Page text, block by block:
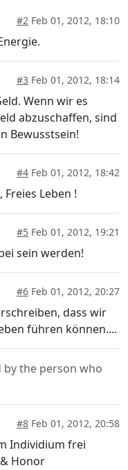
#2 Feb 01, 2012, 18:10
#3 Feb 01, 2012, 18:14
Wenn wir es
abzuschaffen, sind
Bewusstsein!
#4 Feb 01, 2012, 18:42
Freies Leben !
#5 Feb 01, 2012, 19:21
sein werden!
#6 Feb 01, 2012, 20:27
dass wir
führen können....
by the person who
#8 Feb 01, 2012, 20:58
Individium frei
Honor